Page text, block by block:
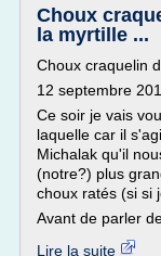
Choux
la myrtille ...
Choux craquelin
12 septembre
Ce soir je vais
laquelle car il
Michalak qu'il
(notre?) plus
choux ratés (si si
Avant de parler
Lire la suite